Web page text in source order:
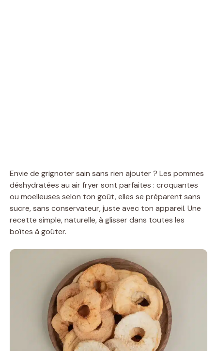
Envie de grignoter sain sans rien ajouter ? Les pommes
déshydratées au air fryer sont parfaites : croquantes
ou moelleuses selon ton goût, elles se préparent sans
sucre, sans conservateur, juste avec ton appareil. Une
recette simple, naturelle, à glisser dans toutes les
boîtes à goûter.